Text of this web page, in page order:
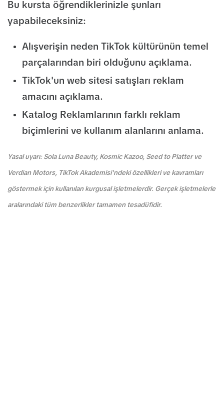
Bu kursta öğrendiklerinizle şunları
yapabileceksiniz:
Alışverişin neden TikTok kültürünün temel
parçalarından biri olduğunu açıklama.
TikTok'un web sitesi satışları reklam
amacını açıklama.
Katalog Reklamlarının farklı reklam
biçimlerini ve kullanım alanlarını anlama.
Yasal uyarı: Sola Luna Beauty, Kosmic Kazoo, Seed to Platter ve
Verdian Motors, TikTok Akademisi'ndeki özellikleri ve kavramları
göstermek için kullanılan kurgusal işletmelerdir. Gerçek işletmelerle
aralarındaki tüm benzerlikler tamamen tesadüfidir.